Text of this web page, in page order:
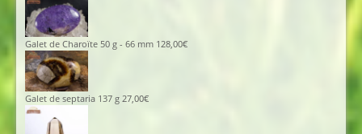
Galet de Charoïte 50 g - 66 mm 128,00€
Galet de septaria 137 g 27,00€